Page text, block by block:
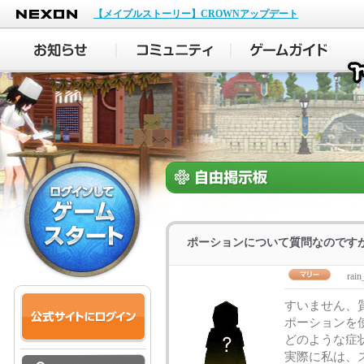
NEXON
【メイプルストーリー】CROWNアップデート
ポーションについて質問なのです
すいません、
ポーションを
どのような症
実際に私は、